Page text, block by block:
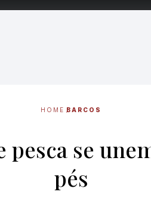
HOME BARCOS
se
pés